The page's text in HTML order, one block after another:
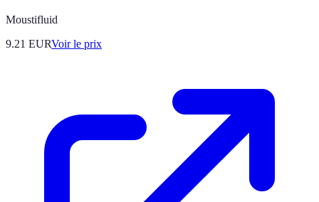
Moustifluid
9.21 EURVoir le prix